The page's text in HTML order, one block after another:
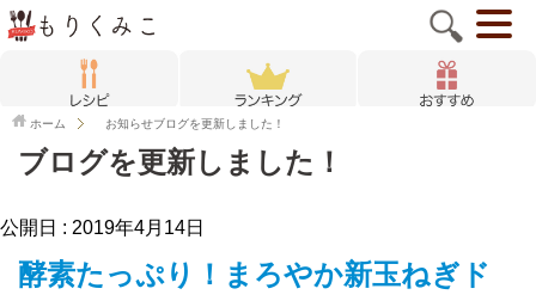
ホーム お知らせブログを更新しました！
ブログを更新しました！
公開日 : 2019年4月14日
酵素たっぷり！まろやか新玉ねぎド